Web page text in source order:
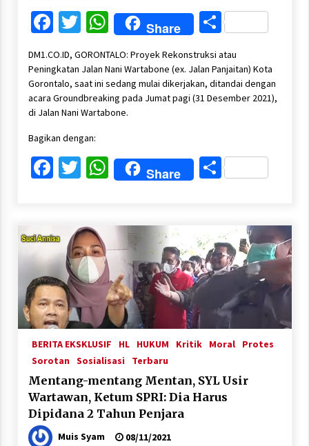
Facebook
Twitter
WhatsApp
Share Share
DM1.CO.ID, GORONTALO: Proyek Rekonstruksi atau
Peningkatan Jalan Nani Wartabone (ex. Jalan Panjaitan) Kota
Gorontalo, saat ini sedang mulai dikerjakan, ditandai dengan
acara Groundbreaking pada Jumat pagi (31 Desember 2021),
di Jalan Nani Wartabone.
Bagikan dengan:
Facebook
Twitter
WhatsApp
Share Share
BERITA EKSKLUSIF HL HUKUM Kritik Moral
Protes
Sorotan Sosialisasi Terbaru
Mentang-mentang Mentan, SYL Usir
Wartawan, Ketum SPRI: Dia Harus
Dipidana 2 Tahun Penjara
Muis Syam 08/11/2021